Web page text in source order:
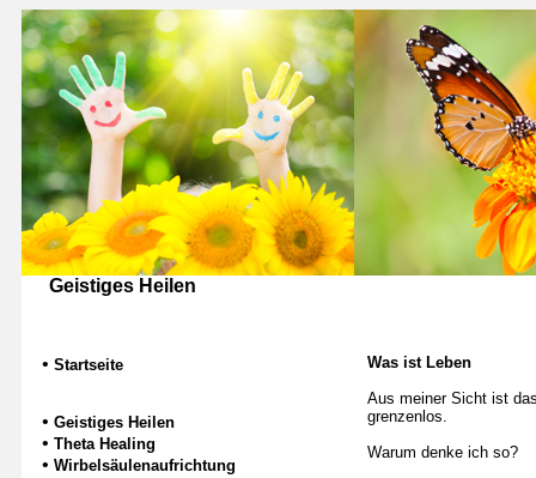
Geistiges Heilen
• Startseite
• Geistiges Heilen
• Theta Healing
• Wirbelsäulenaufrichtung
Was ist Leben
Aus meiner Sicht ist
grenzenlos.
Warum denke ich so?